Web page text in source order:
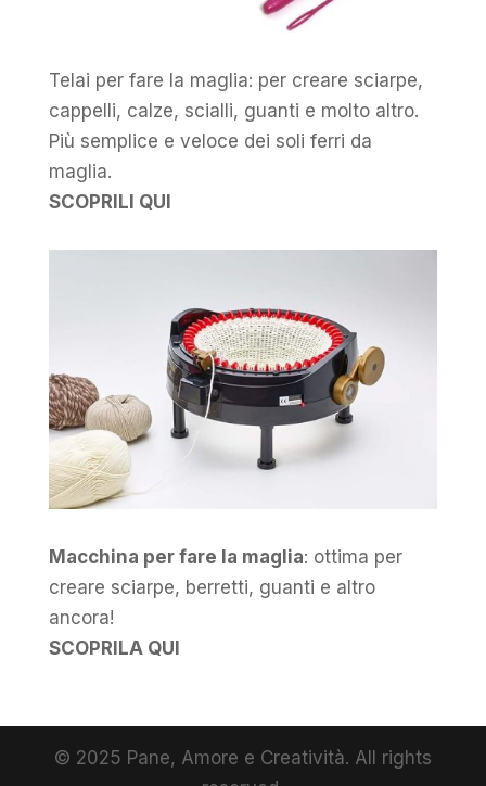
Telai per fare la maglia: per creare sciarpe,
cappelli, calze, scialli, guanti e molto altro.
Più semplice e veloce dei soli ferri da
maglia.
SCOPRILI QUI
Macchina per fare la maglia: ottima per
creare sciarpe, berretti, guanti e altro
ancora!
SCOPRILA QUI
© 2025 Pane, Amore e Creatività. All rights